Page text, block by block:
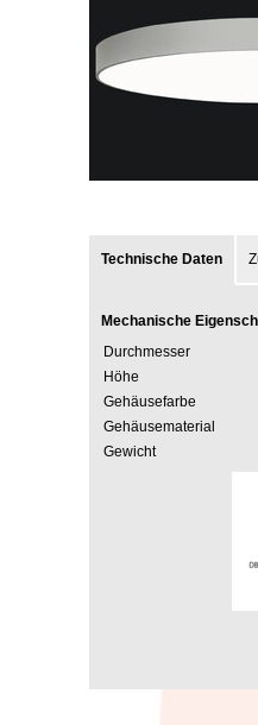
Technische Daten
Mechanische
Durchmesser
Höhe
Gehäusefarbe
Gehäusematerial
Gewicht